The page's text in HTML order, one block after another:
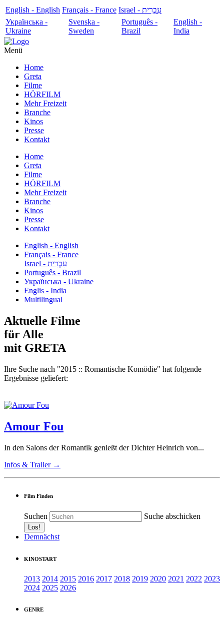
English - English Français - France
עִבְרִית - Israel
Українська -
Ukraine
Svenska -
Sweden
Português -
Brazil
English -
India
Menü
Home
Greta
Filme
HÖRFILM
Mehr Freizeit
Branche
Kinos
Presse
Kontakt
Home
Greta
Filme
HÖRFILM
Mehr Freizeit
Branche
Kinos
Presse
Kontakt
English - English
Français - France
עִבְרִית - Israel
Português - Brazil
Українська - Ukraine
Englis - India
Multilingual
Aktuelle Filme
für Alle
mit GRETA
Ihre Suche nach "2015 :: Romantische Komödie" hat folgende
Ergebnisse geliefert:
Amour Fou
In den Salons der Romantik genießt der Dichter Heinrich von...
Infos & Trailer →
Film Finden
Suchen Suche abschicken
Demnächst
KINOSTART
2013 2014 2015 2016 2017 2018 2019 2020 2021 2022 2023
2024 2025 2026
GENRE